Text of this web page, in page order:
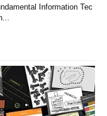
Information Tec